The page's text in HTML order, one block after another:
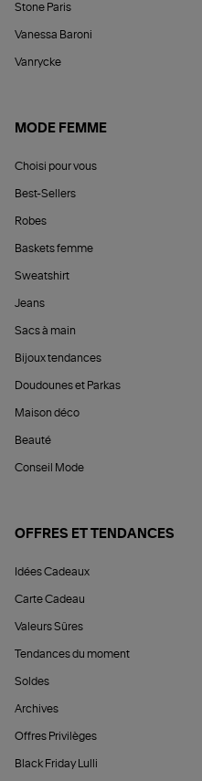
Stone Paris
Vanessa Baroni
Vanrycke
MODE FEMME
Choisi pour vous
Best-Sellers
Robes
Baskets femme
Sweatshirt
Jeans
Sacs à main
Bijoux tendances
Doudounes et Parkas
Maison déco
Beauté
Conseil Mode
OFFRES ET TENDANCES
Idées Cadeaux
Carte Cadeau
Valeurs Sûres
Tendances du moment
Soldes
Archives
Offres Privilèges
Black Friday Lulli